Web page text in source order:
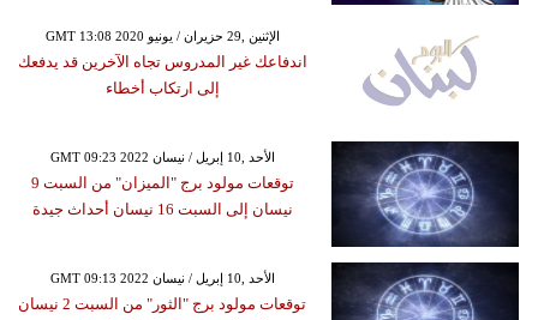
GMT 13:08 2020 الإثنين ,29 حزيران / يونيو
اندفاعك غير المدروس تجاه الآخرين قد يدفعك
إلى ارتكاب أخطاء
GMT 09:23 2022 الأحد ,10 إبريل / نيسان
توقعات مولود برج "الميزان" من السبت 9
نيسان إلى السبت 16 نيسان أحداث جيدة
GMT 09:13 2022 الأحد ,10 إبريل / نيسان
توقعات مولود برج "الثور" من السبت 2 نيسان